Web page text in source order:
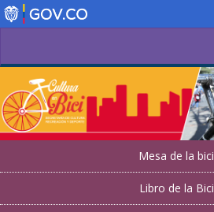
Pasar
al
Mesa de la bici
Libro de la Bici